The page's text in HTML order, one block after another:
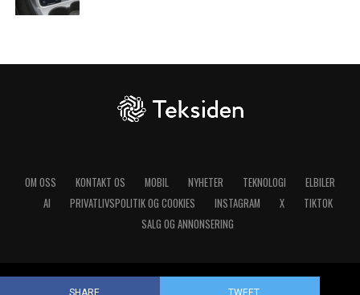
SHARE TWEET
OM OSS KONTAKT OS MOBIL NYHETER TEKNOLOGI
ELBILER
AI
PRIVATLIVSPOLITIK OG COOKIES INSTAGRAM X
TIKTOK
SALG OG ANNONSERING
Copyright © 2025 Teksiden.no